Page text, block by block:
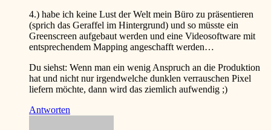
4.) habe ich keine Lust der Welt mein Büro zu präsentieren
(sprich das Geraffel im Hintergrund) und so müsste ein
Greenscreen aufgebaut werden und eine Videosoftware mit
entsprechendem Mapping angeschafft werden…
Du siehst: Wenn man ein wenig Anspruch an die Produktion
hat und nicht nur irgendwelche dunklen verrauschen Pixel
liefern möchte, dann wird das ziemlich aufwendig ;)
Antworten